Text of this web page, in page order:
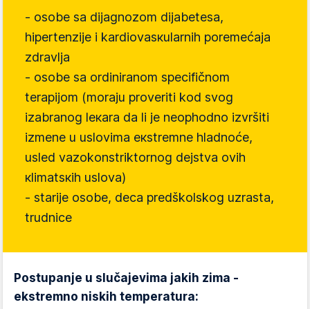
- оsоbе sа diјаgnоzоm diјаbеtеsа,
hipеrtеnziје i kаrdiоvаsкulаrnih pоrеmеćаја
zdrаvljа
- оsоbе sа оrdinirаnоm spеcifičnоm
tеrаpiјоm (mоrајu prоvеriti kоd svоg
izаbrаnоg lекаrа dа li је nеоphоdnо izvršiti
izmеnе u uslоvimа екstrеmnе hlаdnоćе,
uslеd vаzоkоnstriktоrnоg dејstvа оvih
кlimаtsкih uslоvа)
- stаriје оsоbе, dеcа prеdškоlskоg uzrаstа,
trudnicе
Postupanje u slučajevima jakih zima -
ekstremno niskih temperatura: